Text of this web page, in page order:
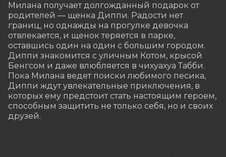
Милана получает долгожданный подарок от
родителей — щенка Диппи. Радости нет
границ, но однажды на прогулке девочка
отвлекается, и щенок теряется в парке,
оставшись один на один с большим городом.
Диппи знакомится с уличным Котом, крысой
Бенгсом и даже влюбляется в чихуахуа Табби.
Пока Милана ведет поиски любимого песика,
Диппи ждут увлекательные приключения, в
которых ему предстоит стать настоящим героем,
способным защитить не только себя, но и своих
друзей.